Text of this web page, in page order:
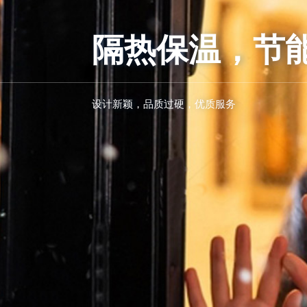
隔热保温，节
设计新颖，品质过硬，优质服务